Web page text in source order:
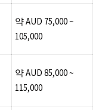
약 AUD 75,000 ~
105,000
약 AUD 85,000 ~
115,000